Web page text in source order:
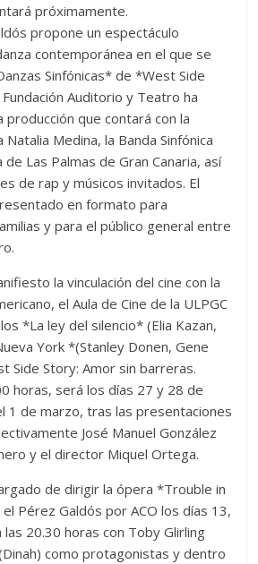
próximamente.
propone un espectáculo
contemporánea en el que se
Sinfónicas* de *West Side
Auditorio y Teatro ha
producción que contará con la
Natalia Medina, la Banda Sinfónica
de Las Palmas de Gran Canaria, así
de rap y músicos invitados. El
en formato para
y para el público general entre
la vinculación del cine con la
el Aula de Cine de la ULPGC
*La ley del silencio* (Elia Kazan,
York *(Stanley Donen, Gene
Side Story: Amor sin barreras.
horas, será los días 27 y 28 de
1 de marzo, tras las presentaciones
José Manuel González
y el director Miquel Ortega.
de dirigir la ópera *Trouble in
Pérez Galdós por ACO los días 13,
20.30 horas con Toby Glirling
como protagonistas y dentro